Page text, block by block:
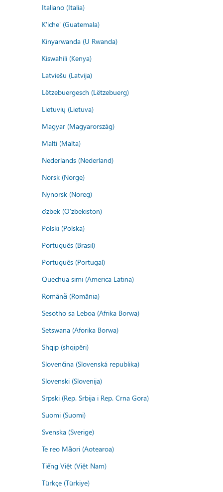
Italiano (Italia)
K'iche' (Guatemala)
Kinyarwanda (U Rwanda)
Kiswahili (Kenya)
Latviešu (Latvija)
Lëtzebuergesch (Lëtzebuerg)
Lietuvių (Lietuva)
Magyar (Magyarország)
Malti (Malta)
Nederlands (Nederland)
Norsk (Norge)
Nynorsk (Noreg)
o'zbek (O'zbekiston)
Polski (Polska)
Português (Brasil)
Português (Portugal)
Quechua simi (America Latina)
Română (România)
Sesotho sa Leboa (Afrika Borwa)
Setswana (Aforika Borwa)
Shqip (shqipëri)
Slovenčina (Slovenská republika)
Slovenski (Slovenija)
Srpski (Rep. Srbija i Rep. Crna Gora)
Suomi (Suomi)
Svenska (Sverige)
Te reo Māori (Aotearoa)
Tiếng Việt (Việt Nam)
Türkçe (Türkiye)